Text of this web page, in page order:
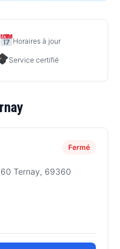
Horaires à jour
Service certifié
Fermé
Ternay, 69360